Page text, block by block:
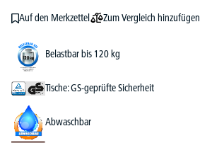
Auf den Merkzettel Zum Vergleich hinzufügen
Belastbar bis 120 kg
Tische: GS-geprüfte Sicherheit
Abwaschbar